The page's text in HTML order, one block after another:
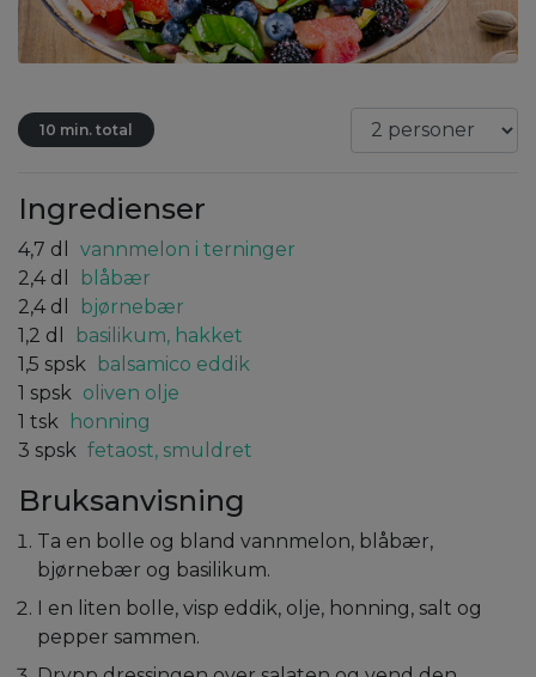
10 min. total
Ingredienser
4,7 dl
vannmelon i terninger
2,4 dl
blåbær
2,4 dl
bjørnebær
1,2 dl
basilikum, hakket
1,5 spsk
balsamico eddik
1 spsk oliven olje
1 tsk
honning
3 spsk fetaost, smuldret
Bruksanvisning
Ta en bolle og bland vannmelon, blåbær,
bjørnebær og basilikum.
I en liten bolle, visp eddik, olje, honning, salt og
pepper sammen.